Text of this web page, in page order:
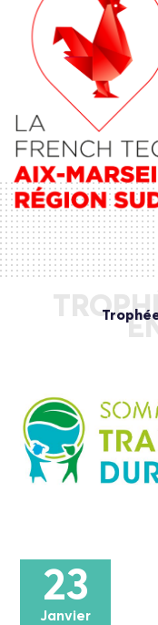
23
Janvier